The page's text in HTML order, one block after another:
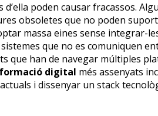
poden causar fracassos.
obsoletes que no poden
massa eines sense integrar-
que no es comuniquen
que han de navegar múltiples
digital més assenyats
i dissenyar un stack